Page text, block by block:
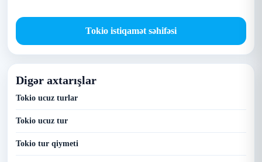
Tokio istiqamət səhifəsi
Digər axtarışlar
Tokio ucuz turlar
Tokio ucuz tur
Tokio tur qiymeti